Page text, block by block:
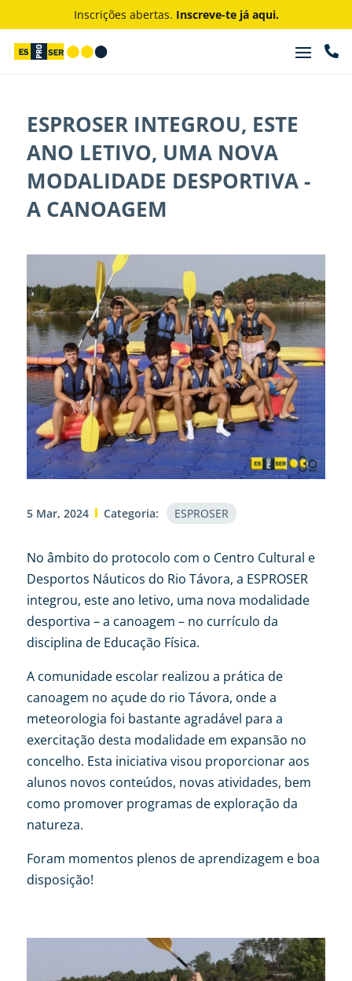
Inscrições abertas. Inscreve-te já aqui.

ESPROSER INTEGROU, ESTE
ANO LETIVO, UMA NOVA
MODALIDADE DESPORTIVA -
A CANOAGEM
5 Mar, 2024 Categoria: ESPROSER
No âmbito do protocolo com o Centro Cultural e
Desportos Náuticos do Rio Távora, a ESPROSER
integrou, este ano letivo, uma nova modalidade
desportiva – a canoagem – no currículo da
disciplina de Educação Física.
A comunidade escolar realizou a prática de
canoagem no açude do rio Távora, onde a
meteorologia foi bastante agradável para a
exercitação desta modalidade em expansão no
concelho. Esta iniciativa visou proporcionar aos
alunos novos conteúdos, novas atividades, bem
como promover programas de exploração da
natureza.
Foram momentos plenos de aprendizagem e boa
disposição!